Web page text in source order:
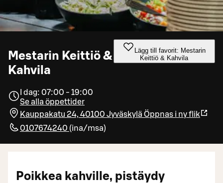
Mestarin Keittiö &
Kahvila
Lägg till favorit: Mestarin
Keittiö & Kahvila
I dag: 07:00 - 19:00
Se alla öppettider
Kauppakatu 24, 40100 Jyväskylä Öppnas i ny flik
0107674240 (ina/msa)
Poikkea kahville, pistäydy